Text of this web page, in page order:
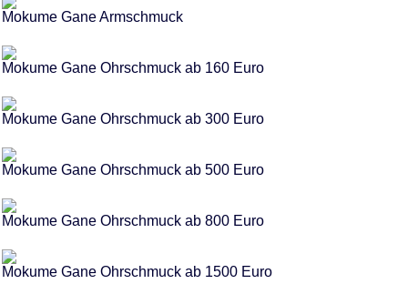
Mokume Gane Armschmuck
Mokume Gane Ohrschmuck ab 160 Euro
Mokume Gane Ohrschmuck ab 300 Euro
Mokume Gane Ohrschmuck ab 500 Euro
Mokume Gane Ohrschmuck ab 800 Euro
Mokume Gane Ohrschmuck ab 1500 Euro